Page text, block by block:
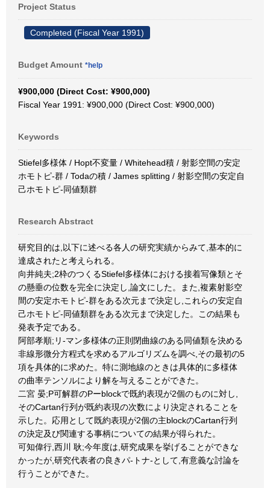
Project Status
Completed (Fiscal Year 1991)
Budget Amount *help
¥900,000 (Direct Cost: ¥900,000)
Fiscal Year 1991: ¥900,000 (Direct Cost: ¥900,000)
Keywords
Stiefel多様体 / Hopt不変量 / Whitehead積 / 射影空間の安定
ホモトピ-群 / Todaの積 / James splitting / 射影空間の安定自
己ホモトピ-同値類群
Research Abstract
研究目的は,以下に述べる各人の研究実績からみて,基本的に
達成されたと考えられる。
向井純夫;2枠のつくるStiefel多様体における接着写像類とそ
の懸垂の位数を完全に決定し,論文にした。また,複素射影空
間の安定ホモトピ-群をある次元まで決定し,これらの安定自
己ホモトピ-同値類群をある次元まで決定した。この結果も
発表予定である。
阿部孝順;リ-マン多様体の正則閉曲線のある同値類を決める
非線形微分方程式を求めるアルゴリズムを調べ,その最初の5
項を具体的に求めた。特に測地線のときは具体的に多様体
の曲率テンソルにより解を与えることができた。
二宮 晏;P可解群のPーblockで既約表現が2個のものに対し,
そのCartan行列が既約表現の次数により決定されることを
示した。応用として既約表現が2個の主blockのCartan行列
の決定及び関連する事柄についての結果が得られた。
可知偉行,西川 耿;今年度は,研究成果を挙げることができな
かったが,研究代表者の良きパ-トナ-として,有意義な討論を
行うことができた。